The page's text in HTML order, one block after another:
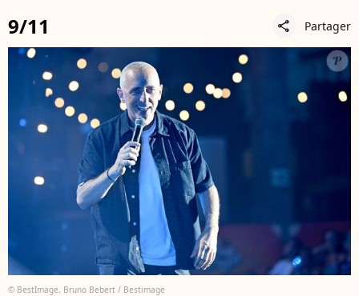
9/11 share Partager
© BestImage, Bruno Bebert / Bestimage